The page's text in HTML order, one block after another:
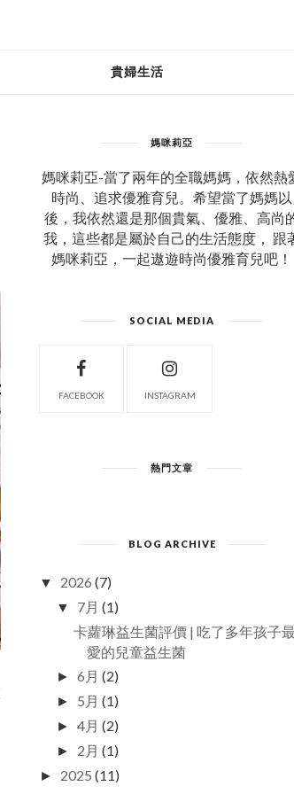
貴婦生活
媽咪莉亞
媽咪莉亞-當了兩年的全職媽媽，依然熱
時尚、追求優雅育兒。希望當了媽媽以
後，我依然還是那個貴氣、優雅、高尚
我，這些都是屬於自己的生活態度， 跟
媽咪莉亞，一起遨遊時尚優雅育兒吧！
SOCIAL MEDIA
FACEBOOK INSTAGRAM
熱門文章
BLOG ARCHIVE
▼ 2026 (7)
▼ 7月 (1)
卡蘿琳益生菌評價 | 吃了多年孩子最
愛的兒童益生菌
► 6月 (2)
► 5月 (1)
► 4月 (2)
► 2月 (1)
► 2025 (11)